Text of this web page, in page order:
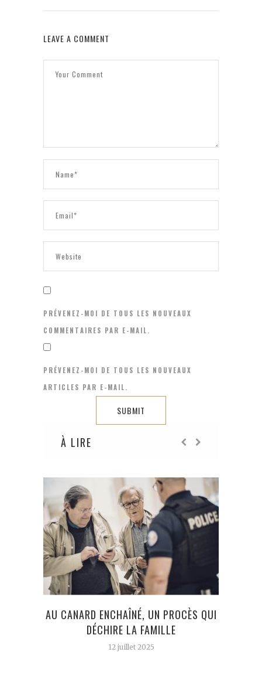
LEAVE A COMMENT
PRÉVENEZ-MOI DE TOUS LES NOUVEAUX
COMMENTAIRES PAR E-MAIL.
PRÉVENEZ-MOI DE TOUS LES NOUVEAUX
ARTICLES PAR E-MAIL.
À LIRE
AU CANARD ENCHAÎNÉ, UN PROCÈS QUI
DÉCHIRE LA FAMILLE
12 juillet 2025